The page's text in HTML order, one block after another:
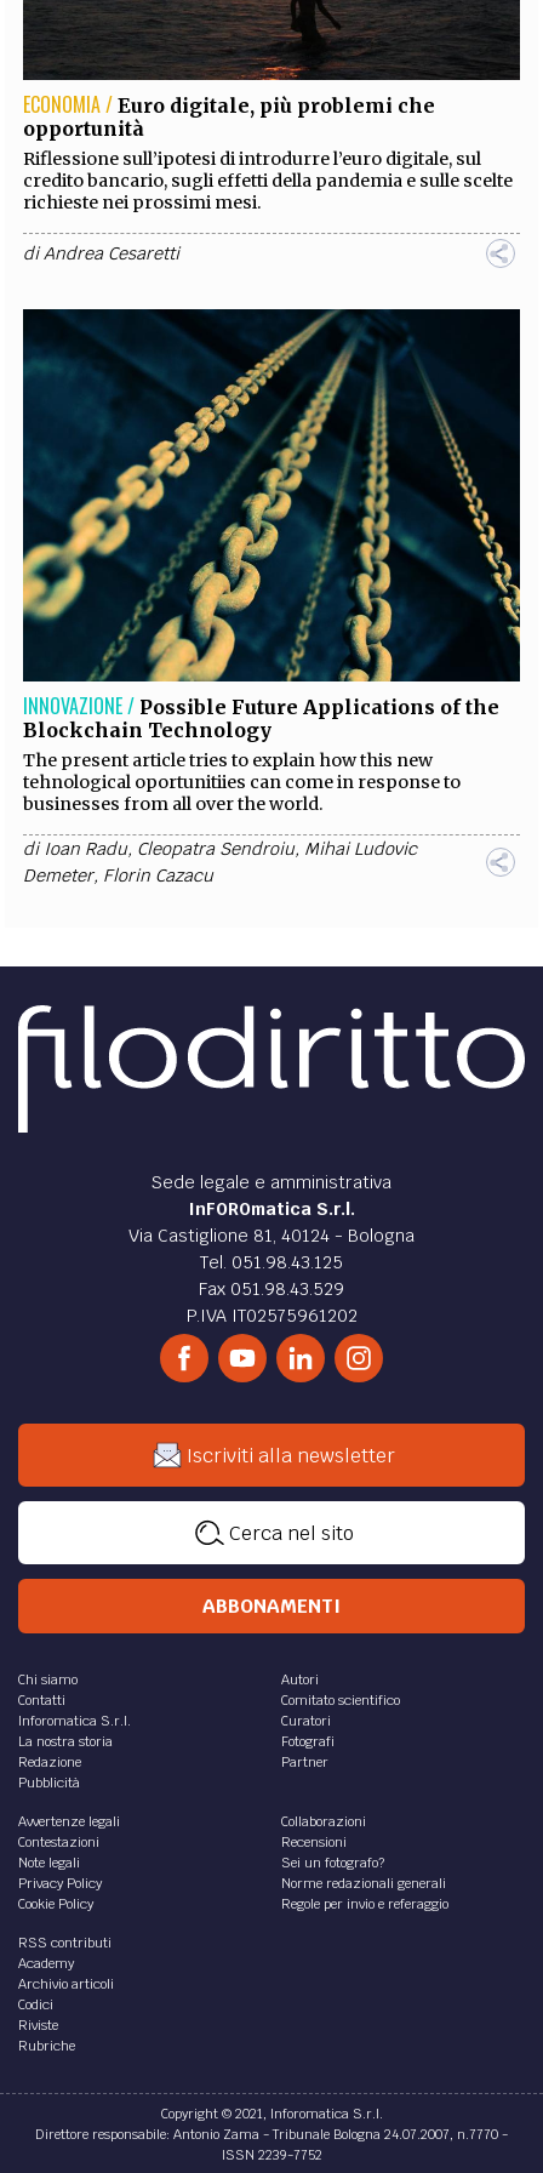
EXTRA
CODICI RUBRICHE LIBRI PROCEEDINGS PUBBLICITÀ CONTATTI
SOCIAL MEDIA
ECONOMIA / Euro digitale, più problemi che
opportunità
Riflessione sull’ipotesi di introdurre l’euro digitale, sul
credito bancario, sugli effetti della pandemia e sulle scelte
richieste nei prossimi mesi.
diAndrea Cesaretti
INNOVAZIONE / Possible Future Applications of the
Blockchain Technology
The present article tries to explain how this new
tehnological oportunitiies can come in response to
businesses from all over the world.
di Ioan Radu, Cleopatra Sendroiu, Mihai Ludovic
Demeter, Florin Cazacu
Sede legale e amministrativa
InFOROmatica S.r.l.
Via Castiglione 81, 40124 - Bologna
Tel. 051.98.43.125
Fax 051.98.43.529
P.IVA IT02575961202
Iscriviti alla newsletter
Cerca nel sito
ABBONAMENTI
Chi siamo
Contatti
Inforomatica S.r.l.
La nostra storia
Redazione
Pubblicità
Autori
Comitato scientifico
Curatori
Fotografi
Partner
Avvertenze legali
Contestazioni
Note legali
Privacy Policy
Cookie Policy
Collaborazioni
Recensioni
Sei un fotografo?
Norme redazionali generali
Regole per invio e referaggio
RSS contributi
Academy
Archivio articoli
Codici
Riviste
Rubriche
Copyright © 2021, Inforomatica S.r.l.
Direttore responsabile: Antonio Zama - Tribunale Bologna 24.07.2007, n.7770 -
ISSN 2239-7752